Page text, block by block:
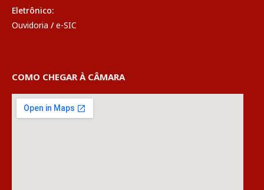
Eletrônico:
Ouvidoria / e-SIC
COMO CHEGAR À CÂMARA